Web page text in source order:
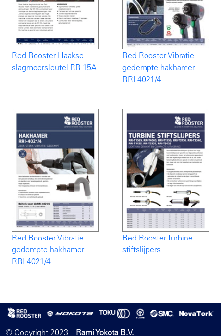
Red Rooster Haakse
slagmoersleutel RR-15A
Red Rooster Vibratie
gedempte hakhamer
RRI-4021/4
Red Rooster Vibratie
gedempte hakhamer
RRI-4021/4
Red Rooster Turbine
stiftslijpers
© Copyright 2023 Rami Yokota B.V.